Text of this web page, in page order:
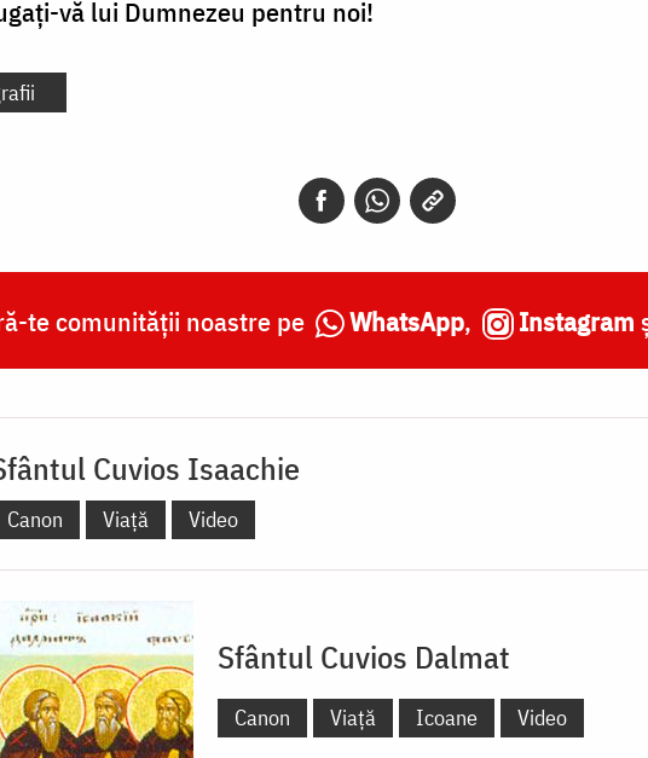
vă lui Dumnezeu pentru noi!
te comunității noastre pe WhatsApp, Instagram
Cuvios Isaachie
Canon Viață Video
Sfântul Cuvios Dalmat
Canon Viață Icoane Video